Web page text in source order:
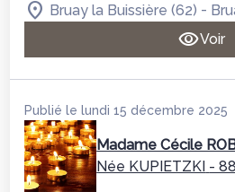
Bruay la Buissière (62) -
Voir
Publié le lundi 15 décembre 2025
Madame Cécile
Née KUPIETZKI -